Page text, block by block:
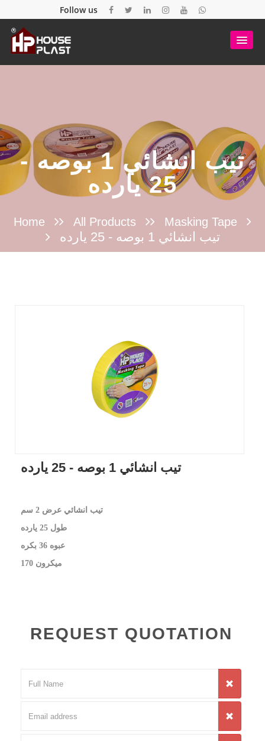
Follow us
تيب انشائي 1 بوصه -
25 يارده
Home All Products Masking Tape
تيب انشائي 1 بوصه - 25 يارده
تيب انشائي 1 بوصه - 25 يارده
تيب انشائي عرض 2 سم
طول 25 يارده
عبوه 36 بكره
​170 ميكرون
REQUEST QUOTATION